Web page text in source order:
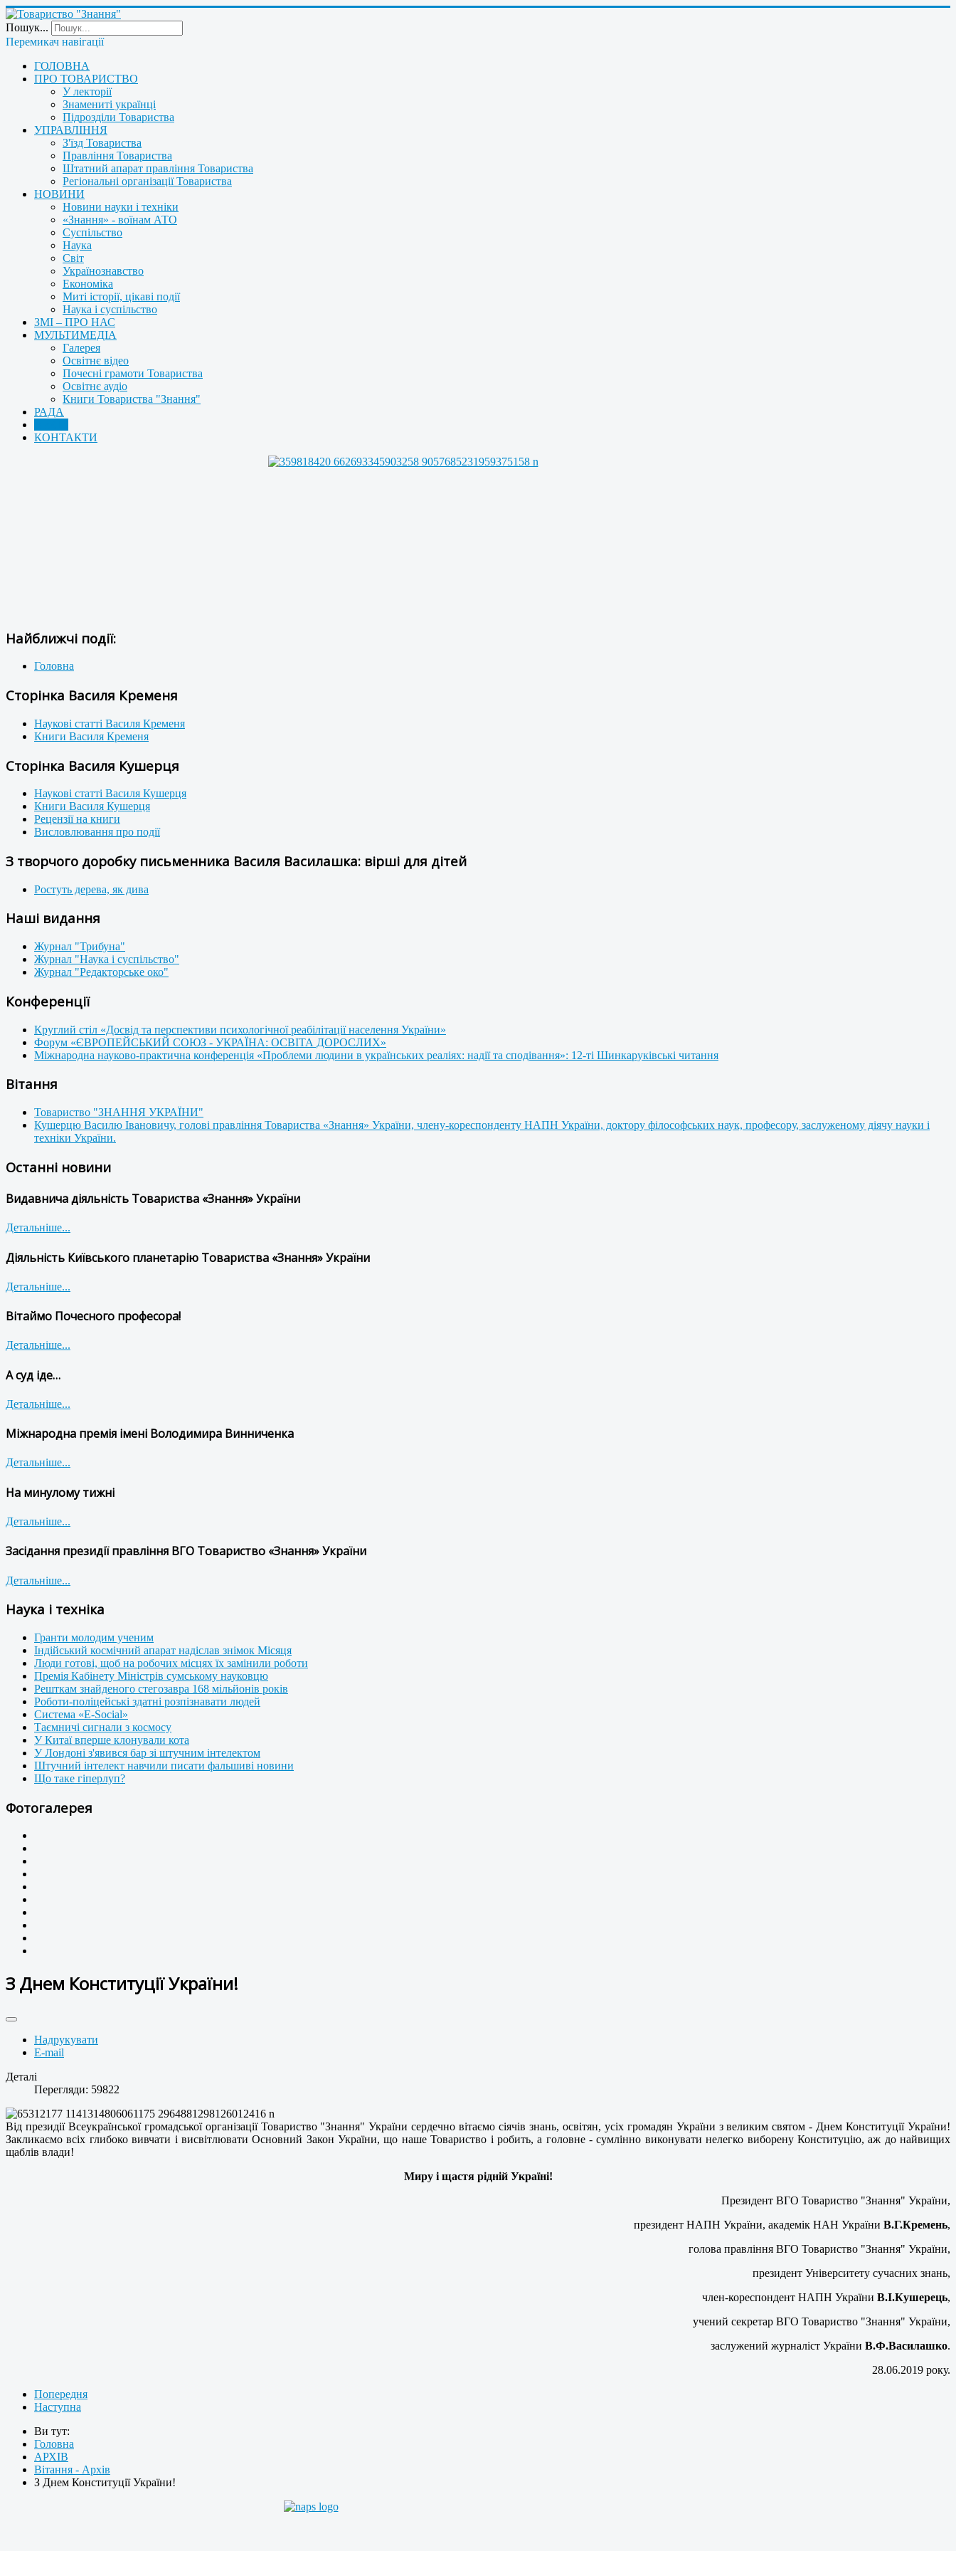
Пошук...
Перемикач навігації
ГОЛОВНА
ПРО ТОВАРИСТВО
У лекторії
Знамениті українці
Підрозділи Товариства
УПРАВЛІННЯ
З'їзд Товариства
Правління Товариства
Штатний апарат правління Товариства
Регіональні організації Товариства
НОВИНИ
Новини науки і техніки
«Знання» - воїнам АТО
Суспільство
Наука
Світ
Українознавство
Економіка
Миті історії, цікаві події
Наука і суспільство
ЗМІ – ПРО НАС
МУЛЬТИМЕДІА
Галерея
Освітнє відео
Почесні грамоти Товариства
Освітнє аудіо
Книги Товариства "Знання"
РАДА
КОНТАКТИ
Найближчі події:
Головна
Сторінка Василя Кременя
Наукові статті Василя Кременя
Книги Василя Кременя
Сторінка Василя Кушерця
Наукові статті Василя Кушерця
Книги Василя Кушерця
Рецензії на книги
Висловлювання про події
З творчого доробку письменника Василя Василашка: вірші для дітей
Ростуть дерева, як дива
Наші видання
Журнал "Трибуна"
Журнал "Наука і суспільство"
Журнал "Редакторське око"
Конференції
Круглий стіл «Досвід та перспективи психологічної реабілітації населення України»
Форум «ЄВРОПЕЙСЬКИЙ СОЮЗ - УКРАЇНА: ОСВІТА ДОРОСЛИХ»
Міжнародна науково-практична конференція «Проблеми людини в українських реаліях: надії та сподівання»: 12-ті Шинкаруківські читання
Вітання
Товариство "ЗНАННЯ УКРАЇНИ"
Кушерцю Василю Івановичу, голові правління Товариства «Знання» України, члену-кореспонденту НАПН України, доктору філософських наук, професору, заслуженому діячу науки і
техніки України.
Останні новини
Видавнича діяльність Товариства «Знання» України
Детальніше...
Діяльність Київського планетарію Товариства «Знання» України
Детальніше...
Вітаймо Почесного професора!
Детальніше...
А суд іде…
Детальніше...
Міжнародна премія імені Володимира Винниченка
Детальніше...
На минулому тижні
Детальніше...
Засідання президії правління ВГО Товариство «Знання» України
Детальніше...
Наука і техніка
Гранти молодим ученим
Індійський космічний апарат надіслав знімок Місяця
Люди готові, щоб на робочих місцях їх замінили роботи
Премія Кабінету Міністрів сумському науковцю
Решткам знайденого стегозавра 168 мільйонів років
Роботи-поліцейські здатні розпізнавати людей
Система «E-Social»
Таємничі сигнали з космосу
У Китаї вперше клонували кота
У Лондоні з'явився бар зі штучним інтелектом
Штучний інтелект навчили писати фальшиві новини
Що таке гіперлуп?
Фотогалерея
З Днем Конституції України!
Надрукувати
E-mail
Деталі
Перегляди: 59822
Від президії Всеукраїнської громадської організації Товариство "Знання" України сердечно вітаємо сіячів знань, освітян, усіх громадян України з великим святом - Днем Конституції України!
Закликаємо всіх глибоко вивчати і висвітлювати Основний Закон України, що наше Товариство і робить, а головне - сумлінно виконувати нелегко виборену Конституцію, аж до найвищих
щаблів влади!
Миру і щастя рідній Україні!
Президент ВГО Товариство "Знання" України,
президент НАПН України, академік НАН України В.Г.Кремень,
голова правління ВГО Товариство "Знання" України,
президент Університету сучасних знань,
член-кореспондент НАПН України В.І.Кушерець,
учений секретар ВГО Товариство "Знання" України,
заслужений журналіст України В.Ф.Василашко.
28.06.2019 року.
Попередня
Наступна
Ви тут:
Головна
АРХІВ
Вітання - Архів
З Днем Конституції України!